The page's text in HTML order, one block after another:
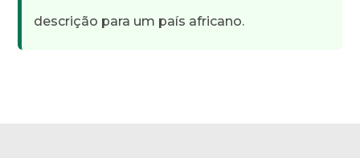
descrição para um país africano.